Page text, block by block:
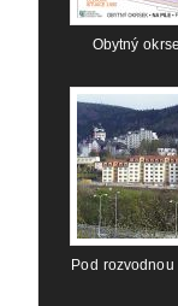
Obytný
Pod